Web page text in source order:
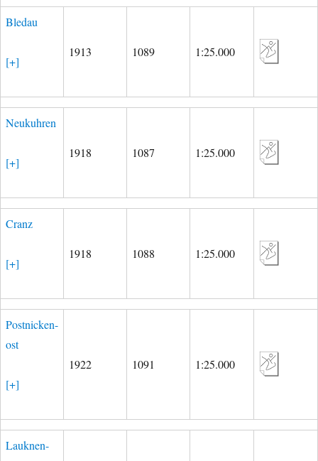
Bledau
[+]
1913 1089 1:25.000
Neukuhren
[+]
1918 1087 1:25.000
Cranz
[+]
1918 1088 1:25.000
Postnicken-
ost
[+]
1922 1091 1:25.000
Lauknen-